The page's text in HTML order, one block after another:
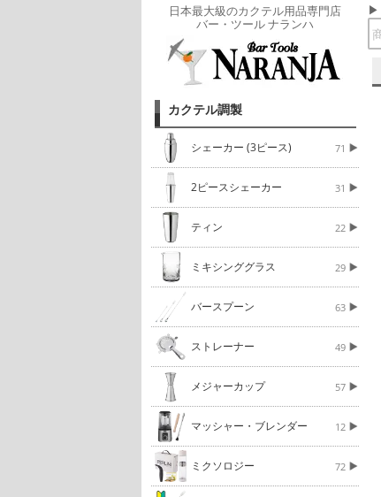
日本最大級のカクテル用品専門店
バー・ツール ナランハ
カクテル調製
シェーカー (3ピース) 71
2ピースシェーカー 31
ティン 22
ミキシンググラス 29
バースプーン 63
ストレーナー 49
メジャーカップ 57
マッシャー・ブレンダー 12
ミクソロジー 72